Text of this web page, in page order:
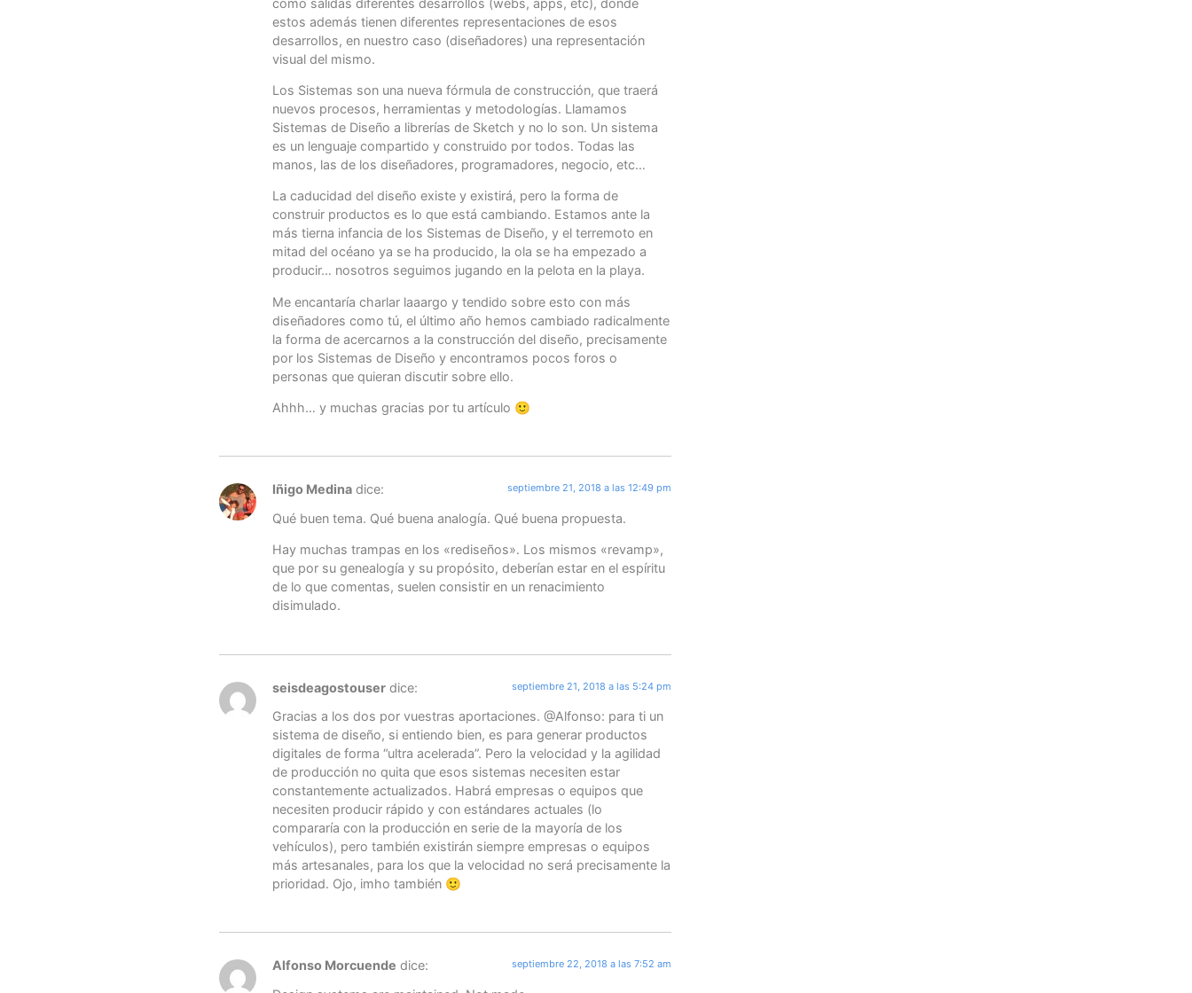
estos además tienen diferentes representaciones de esos
desarrollos, en nuestro caso (diseñadores) una representación
visual del mismo.
Los Sistemas son una nueva fórmula de construcción, que traerá
nuevos procesos, herramientas y metodologías. Llamamos
Sistemas de Diseño a librerías de Sketch y no lo son. Un sistema
es un lenguaje compartido y construido por todos. Todas las
manos, las de los diseñadores, programadores, negocio, etc…
La caducidad del diseño existe y existirá, pero la forma de
construir productos es lo que está cambiando. Estamos ante la
más tierna infancia de los Sistemas de Diseño, y el terremoto en
mitad del océano ya se ha producido, la ola se ha empezado a
producir… nosotros seguimos jugando en la pelota en la playa.
Me encantaría charlar laaargo y tendido sobre esto con más
diseñadores como tú, el último año hemos cambiado radicalmente
la forma de acercarnos a la construcción del diseño, precisamente
por los Sistemas de Diseño y encontramos pocos foros o
personas que quieran discutir sobre ello.
Ahhh… y muchas gracias por tu artículo 🙂
Iñigo Medina dice: septiembre 21, 2018 a las 12:49 pm
Qué buen tema. Qué buena analogía. Qué buena propuesta.
Hay muchas trampas en los «rediseños». Los mismos «revamp»,
que por su genealogía y su propósito, deberían estar en el espíritu
de lo que comentas, suelen consistir en un renacimiento
disimulado.
seisdeagostouser dice: septiembre 21, 2018 a las 5:24 pm
Gracias a los dos por vuestras aportaciones. @Alfonso: para ti un
sistema de diseño, si entiendo bien, es para generar productos
digitales de forma “ultra acelerada”. Pero la velocidad y la agilidad
de producción no quita que esos sistemas necesiten estar
constantemente actualizados. Habrá empresas o equipos que
necesiten producir rápido y con estándares actuales (lo
compararía con la producción en serie de la mayoría de los
vehículos), pero también existirán siempre empresas o equipos
más artesanales, para los que la velocidad no será precisamente la
prioridad. Ojo, imho también 🙂
Alfonso Morcuende dice: septiembre 22, 2018 a las 7:52 am